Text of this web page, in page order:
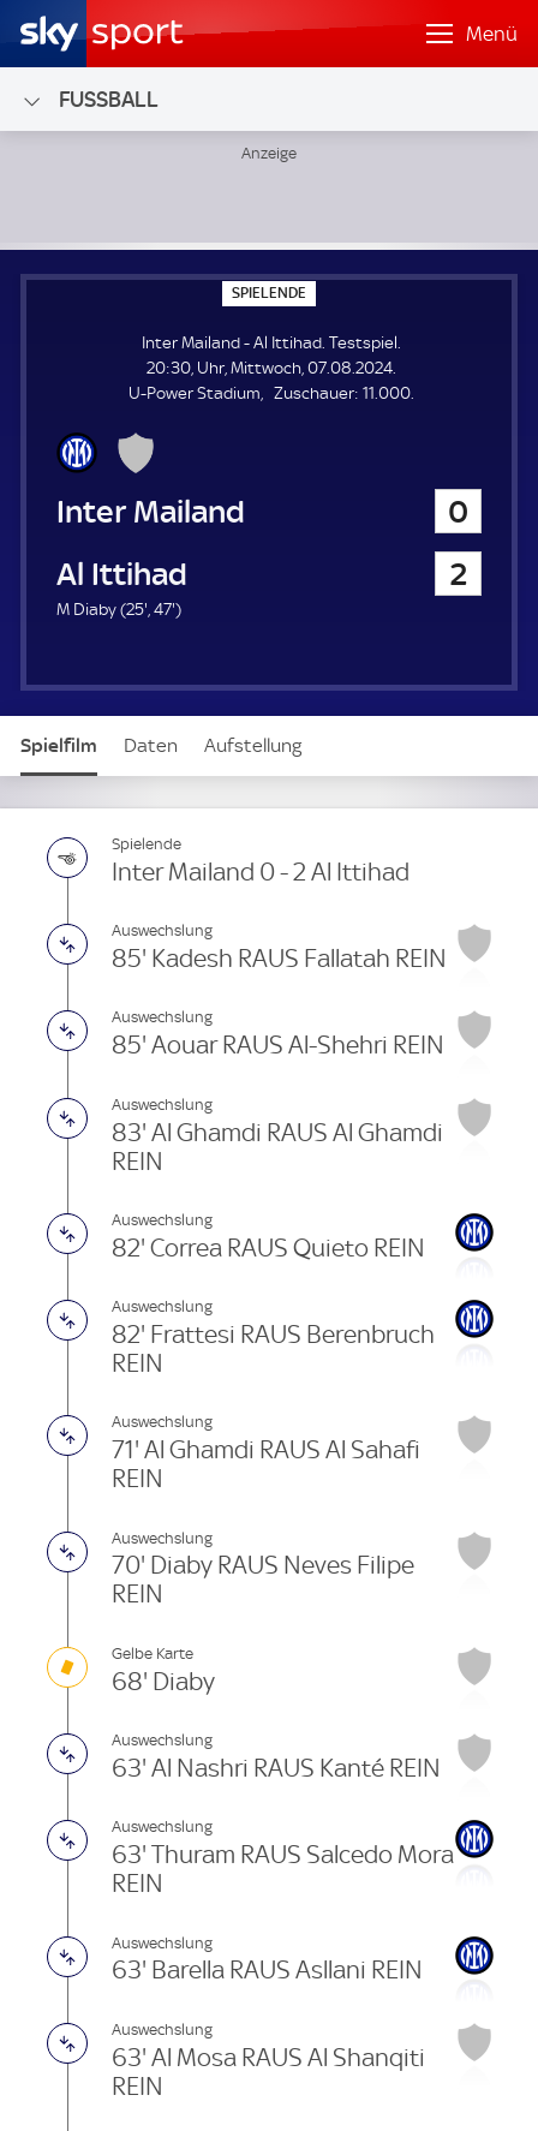
Menü
FUSSBALL
SPIELENDE
P
E
L
E
N
Inter Mailand - Al Ittihad. Testspiel.
20:30, Uhr, Mittwoch, 07.08.2024.
U-Power Stadium
Zuschauer: Z
11.000.
Inter Mailand
0
Al Ittihad
2
M Diaby (25'2
u
t
47'4
u
t
)
Spielfilm Daten Aufstellung
Spielende
Inter Mailand 0 - 2 Al Ittihad
Auswechslung
85' Kadesh RAUS Fallatah REIN
Auswechslung
85' Aouar RAUS Al-Shehri REIN
Auswechslung
83' Al Ghamdi RAUS Al Ghamdi
REIN
Auswechslung
82' Correa RAUS Quieto REIN
Auswechslung
82' Frattesi RAUS Berenbruch
REIN
Auswechslung
71' Al Ghamdi RAUS Al Sahafi
REIN
Auswechslung
70' Diaby RAUS Neves Filipe
REIN
Gelbe Karte
68' Diaby
Auswechslung
63' Al Nashri RAUS Kanté REIN
Auswechslung
63' Thuram RAUS Salcedo Mora
REIN
Auswechslung
63' Barella RAUS Asllani REIN
Auswechslung
63' Al Mosa RAUS Al Shanqiti
REIN